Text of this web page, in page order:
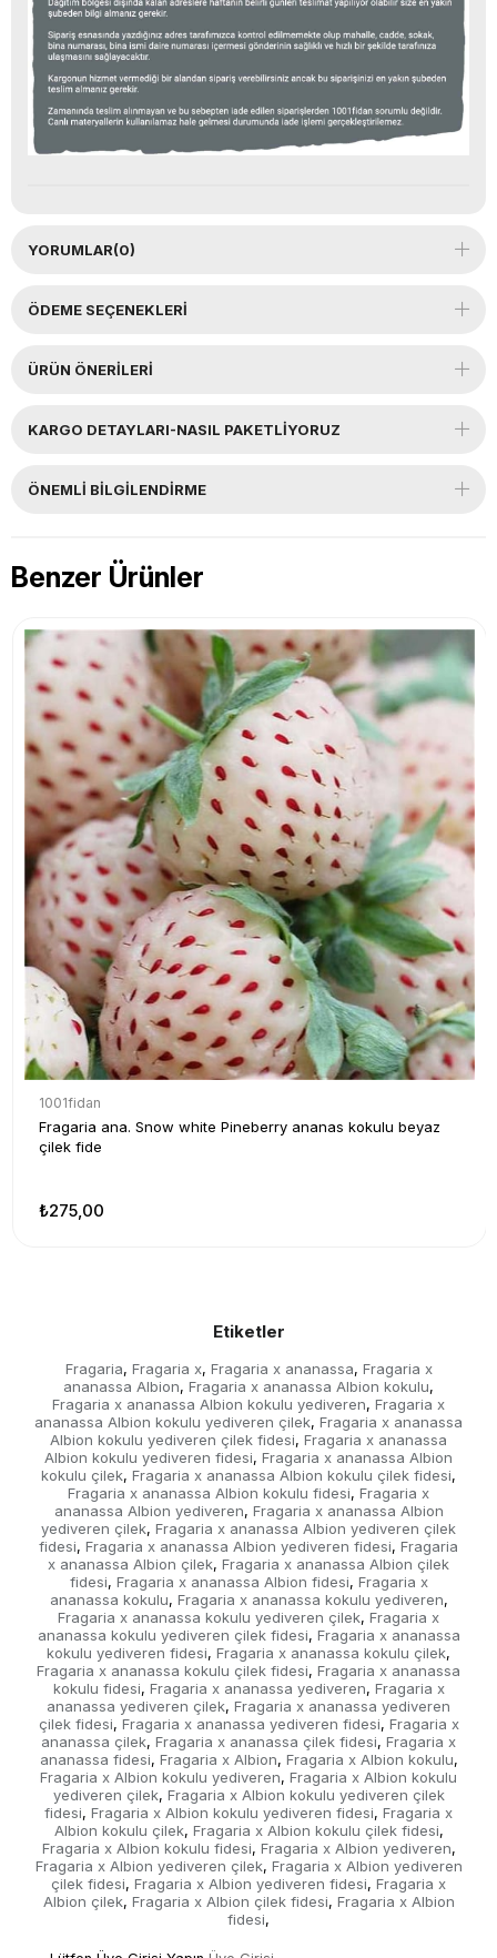
YORUMLAR(0)
ÖDEME SEÇENEKLERI
ÜRÜN ÖNERILERI
KARGO DETAYLARI-NASIL PAKETLİYORUZ
ÖNEMLI BILGILENDIRME
Benzer Ürünler
1001fidan
Fragaria ana. Snow white Pineberry ananas kokulu beyaz
çilek fide
₺275,00
Etiketler
Fragaria, Fragaria x, Fragaria x ananassa, Fragaria x
ananassa Albion, Fragaria x ananassa Albion kokulu,
Fragaria x ananassa Albion kokulu yediveren, Fragaria x
ananassa Albion kokulu yediveren çilek, Fragaria x ananassa
Albion kokulu yediveren çilek fidesi, Fragaria x ananassa
Albion kokulu yediveren fidesi, Fragaria x ananassa Albion
kokulu çilek, Fragaria x ananassa Albion kokulu çilek fidesi,
Fragaria x ananassa Albion kokulu fidesi, Fragaria x
ananassa Albion yediveren, Fragaria x ananassa Albion
yediveren çilek, Fragaria x ananassa Albion yediveren çilek
fidesi, Fragaria x ananassa Albion yediveren fidesi, Fragaria
x ananassa Albion çilek, Fragaria x ananassa Albion çilek
fidesi, Fragaria x ananassa Albion fidesi, Fragaria x
ananassa kokulu, Fragaria x ananassa kokulu yediveren,
Fragaria x ananassa kokulu yediveren çilek, Fragaria x
ananassa kokulu yediveren çilek fidesi, Fragaria x ananassa
kokulu yediveren fidesi, Fragaria x ananassa kokulu çilek,
Fragaria x ananassa kokulu çilek fidesi, Fragaria x ananassa
kokulu fidesi, Fragaria x ananassa yediveren, Fragaria x
ananassa yediveren çilek, Fragaria x ananassa yediveren
çilek fidesi, Fragaria x ananassa yediveren fidesi, Fragaria x
ananassa çilek, Fragaria x ananassa çilek fidesi, Fragaria x
ananassa fidesi, Fragaria x Albion, Fragaria x Albion kokulu,
Fragaria x Albion kokulu yediveren, Fragaria x Albion kokulu
yediveren çilek, Fragaria x Albion kokulu yediveren çilek
fidesi, Fragaria x Albion kokulu yediveren fidesi, Fragaria x
Albion kokulu çilek, Fragaria x Albion kokulu çilek fidesi,
Fragaria x Albion kokulu fidesi, Fragaria x Albion yediveren,
Fragaria x Albion yediveren çilek, Fragaria x Albion yediveren
çilek fidesi, Fragaria x Albion yediveren fidesi, Fragaria x
Albion çilek, Fragaria x Albion çilek fidesi, Fragaria x Albion
fidesi,